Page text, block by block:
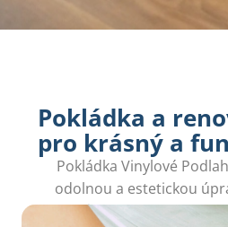
Pokládka a
pro krásný a
Pokládka Vinylové
odolnou a estetickou
důrazem na detail a